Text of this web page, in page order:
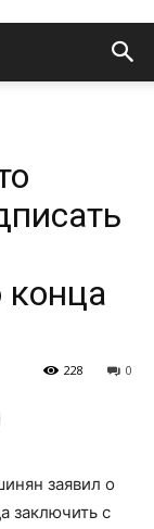
0
228
заявил о
заключить c